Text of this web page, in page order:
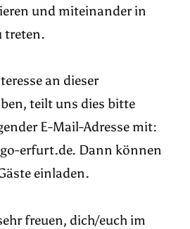
und miteinander in
treten.
an dieser
teilt uns dies bitte
E-Mail-Adresse mit:
erfurt.de. Dann können
einladen.
freuen, dich/euch im